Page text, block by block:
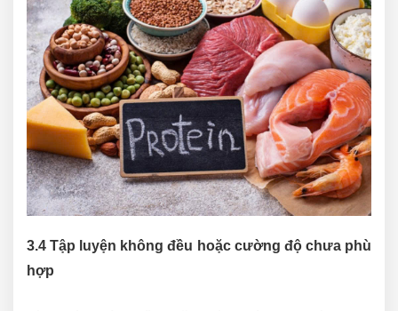
3.4 Tập luyện không đều hoặc cường độ chưa phù
hợp